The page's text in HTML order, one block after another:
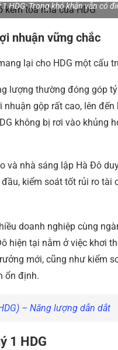
1 HDG: Trong khó khăn vẫn có
nhuận vững chắc
lại cho HDG một cấu
lượng thường đóng góp
gộp rất cao, lên
không bị rơi vào khủng
và nhà sáng lập Hà Đô
kiểm soát tốt rủi ro tài
doanh nghiệp cùng
hiện tại nằm ở việc khơi
mới, cũng như kiểm
ổn định.
– Năng lượng dẫn dắt
1 HDG